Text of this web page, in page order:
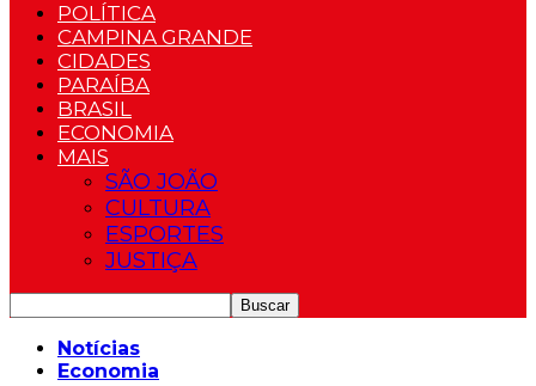
POLÍTICA
CAMPINA GRANDE
CIDADES
PARAÍBA
BRASIL
ECONOMIA
MAIS
SÃO JOÃO
CULTURA
ESPORTES
JUSTIÇA
Notícias
Economia